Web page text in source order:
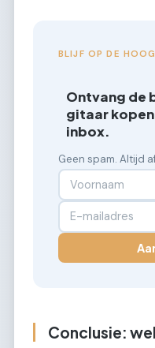
BLIJF OP DE
Ontvang de
gitaar
inbox.
Geen spam. Altijd
Conclusie: